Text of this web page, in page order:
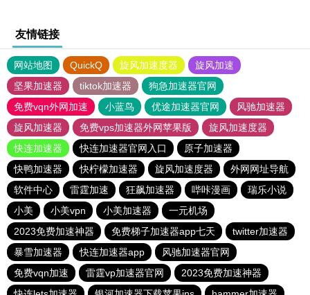
友情链接
网站地图 QuickQ 旋风加速度器
旋风加速
坚果加速器
tiktok加速器
狗急加速器官网
免费vqn外网加速
小蓝鸟 优途加速器官网
风驰加速器
旋风加速器
免费vps加速器外网苹果版
旋风加速度器
快连加速器
快连加速器官网入口
原子加速器
快鸭加速器
快柠檬加速器 旋风加速度器
外网网址导航
软件中心
雷霆加速 狂飙加速器 哔咔漫画
瑞乐小说
小美
小美vpn 小美加速器
一元机场
2023免费加速神器
免费梯子加速器app七天
twitter加速器
暴雪加速器
快连加速器app
风驰加速器官网
免费vqn加速
雷霆vp加速器官网
2023免费加速神器